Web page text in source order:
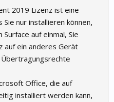
2019 Lizenz ist eine
nur installieren können,
auf einmal, Sie
auf ein anderes Gerät
Office, die auf
installiert werden kann,